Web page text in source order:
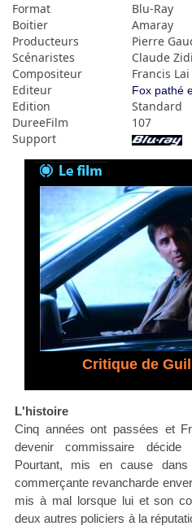
Format
Blu-Ray
Boitier
Amaray
Producteurs
Pierre
Scénaristes
Claude
Compositeur
Francis Lai
Editeur
Fox pathé
Edition
Standard
DureeFilm
107
Support
Critique de
L'histoire
Cinq années ont passées et
devenir commissaire
Pourtant, mis en cause
commerçante revancharde
mis à mal lorsque lui et son
deux autres policiers à la